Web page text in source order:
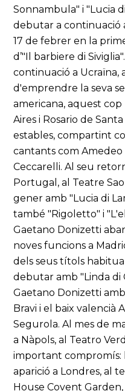
Sonnambula" i "Lucia
debutar a continuació
17 de febrer en la
d’"Il barbiere di
continuació a Ucraïna,
d'emprendre la seva
americana, aquest
Aires i Rosario de
estables, compartint
cantants com Amedeo
Ceccarelli. Al seu
Portugal, al Teatre
gener amb "Lucia di
també "Rigoletto" i
Gaetano Donizetti
noves funcions a
dels seus títols
debutar amb "Linda di
Gaetano Donizetti
Bravi i el baix valencià
Segurola. Al mes de
a Nàpols, al Teatro
important compromís:
aparició a Londres, al
House Covent